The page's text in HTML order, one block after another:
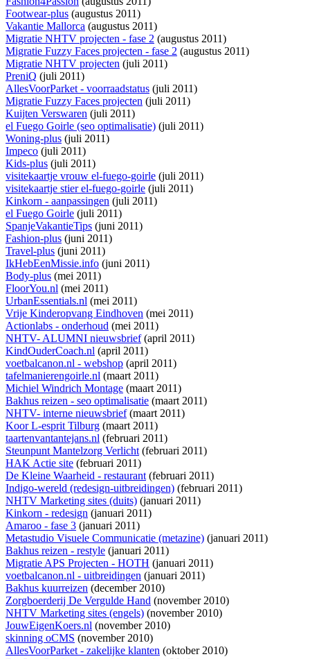
Footwear-plus (augustus 2011)
Vakantie Mallorca (augustus 2011)
Migratie NHTV projecten - fase 2 (augustus 2011)
Migratie Fuzzy Faces projecten - fase 2 (augustus 2011)
Migratie NHTV projecten (juli 2011)
PreniQ (juli 2011)
AllesVoorParket - voorraadstatus (juli 2011)
Migratie Fuzzy Faces projecten (juli 2011)
Kuijten Verswaren (juli 2011)
el Fuego Goirle (seo optimalisatie) (juli 2011)
Woning-plus (juli 2011)
Impeco (juli 2011)
Kids-plus (juli 2011)
visitekaartje vrouw el-fuego-goirle (juli 2011)
visitekaartje stier el-fuego-goirle (juli 2011)
Kinkorn - aanpassingen (juli 2011)
el Fuego Goirle (juli 2011)
SpanjeVakantieTips (juni 2011)
Fashion-plus (juni 2011)
Travel-plus (juni 2011)
IkHebEenMissie.info (juni 2011)
Body-plus (mei 2011)
FloorYou.nl (mei 2011)
UrbanEssentials.nl (mei 2011)
Vrije Kinderopvang Eindhoven (mei 2011)
Actionlabs - onderhoud (mei 2011)
NHTV- ALUMNI nieuwsbrief(april 2011)
KindOuderCoach.nl (april 2011)
voetbalcanon.nl - webshop (april 2011)
tafelmanierengoirle.nl (maart 2011)
Michiel Windrich Montage (maart 2011)
Bakhus reizen - seo optimalisatie (maart 2011)
NHTV- interne nieuwsbrief(maart 2011)
Koor L-esprit Tilburg (maart 2011)
taartenvantantejans.nl (februari 2011)
Steunpunt Mantelzorg Verlicht(februari 2011)
HAK Actie site (februari 2011)
De Kleine Waarheid - restaurant(februari 2011)
Indigo-wereld (redesign-uitbreidingen) (februari 2011)
NHTV Marketing sites (duits) (januari 2011)
Kinkorn - redesign (januari 2011)
Amaroo - fase 3 (januari 2011)
Metastudio Visuele Communicatie (metazine) (januari 2011)
Bakhus reizen - restyle (januari 2011)
Migratie APS Projecten - HOTH (januari 2011)
voetbalcanon.nl - uitbreidingen (januari 2011)
Bakhus kuurreizen (december 2010)
Zorgboerderij De Vergulde Hand (november 2010)
NHTV Marketing sites (engels) (november 2010)
JouwEigenKoers.nl (november 2010)
skinning oCMS (november 2010)
AllesVoorParket - zakelijke klanten (oktober 2010)